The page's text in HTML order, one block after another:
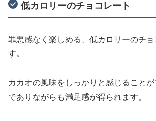
低カロリーのチョコレート
罪悪感なく楽しめる、低カロリーのチ
す。
カカオの風味をしっかりと感じること
でありながらも満足感が得られます。